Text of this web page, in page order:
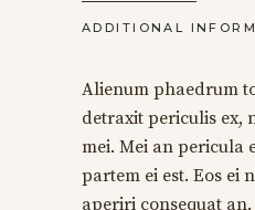
ADDITIONAL
Alienum phaedrum
detraxit periculis ex,
mei. Mei an pericula
partem ei est. Eos ei
aperiri consequat